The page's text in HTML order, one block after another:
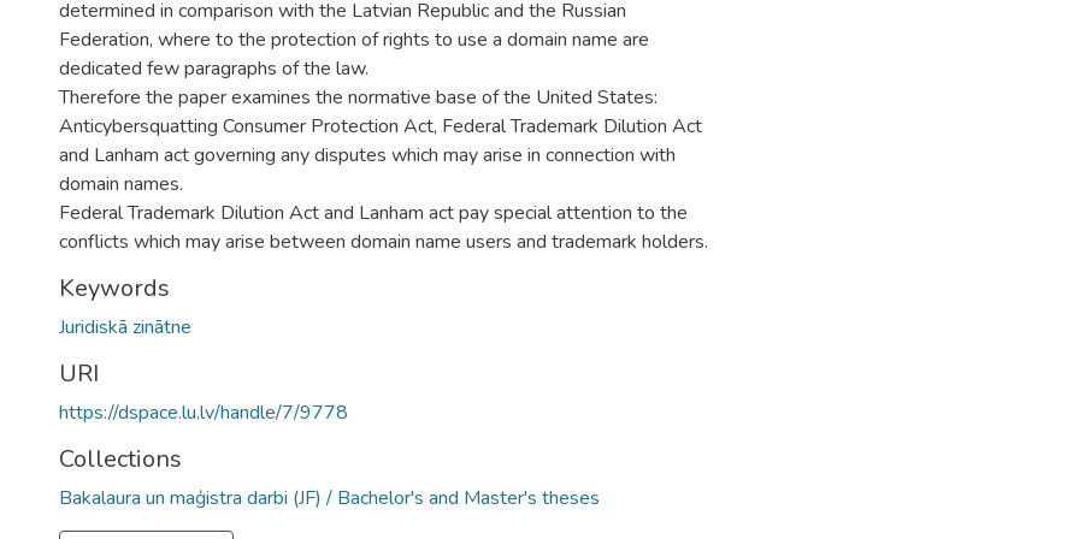
determined in comparison with the Latvian Republic and the Russian
Federation, where to the protection of rights to use a domain name are
dedicated few paragraphs of the law.
Therefore the paper examines the normative base of the United States:
Anticybersquatting Consumer Protection Act, Federal Trademark Dilution Act
and Lanham act governing any disputes which may arise in connection with
domain names.
Federal Trademark Dilution Act and Lanham act pay special attention to the
conflicts which may arise between domain name users and trademark holders.
Keywords
Juridiskā zinātne
URI
https://dspace.lu.lv/handle/7/9778
Collections
Bakalaura un maģistra darbi (JF) / Bachelor's and Master's theses